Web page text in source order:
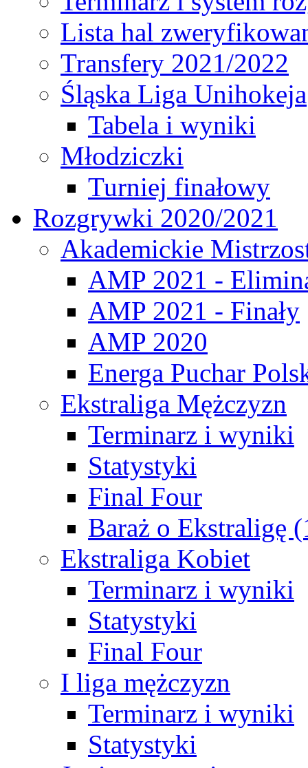
Lista hal
Transfery 2021/2022
Śląska Liga Unihokeja
Tabela i wyniki
Młodziczki
Turniej finałowy
Rozgrywki 2020/2021
Akademickie
AMP 2021 -
AMP 2021 - Finały
AMP 2020
Energa Puchar
Ekstraliga Mężczyzn
Terminarz i wyniki
Statystyki
Final Four
Baraż o Ekstraligę
Ekstraliga Kobiet
Terminarz i wyniki
Statystyki
Final Four
I liga mężczyzn
Terminarz i wyniki
Statystyki